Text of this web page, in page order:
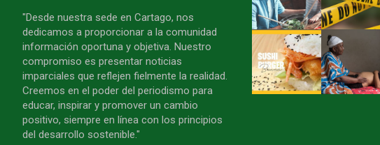
"Desde nuestra sede en Cartago, nos
dedicamos a proporcionar a la comunidad
información oportuna y objetiva. Nuestro
compromiso es presentar noticias
imparciales que reflejen fielmente la realidad.
Creemos en el poder del periodismo para
educar, inspirar y promover un cambio
positivo, siempre en línea con los principios
del desarrollo sostenible."